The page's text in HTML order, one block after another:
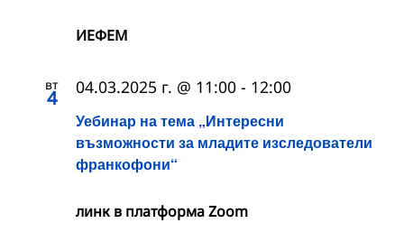
ИЕФЕМ
вт
4
Уебинар на тема „Интересни
възможности за младите изследователи
франкофони“
04.03.2025 г. @ 11:00 - 12:00
линк в платформа Zoom